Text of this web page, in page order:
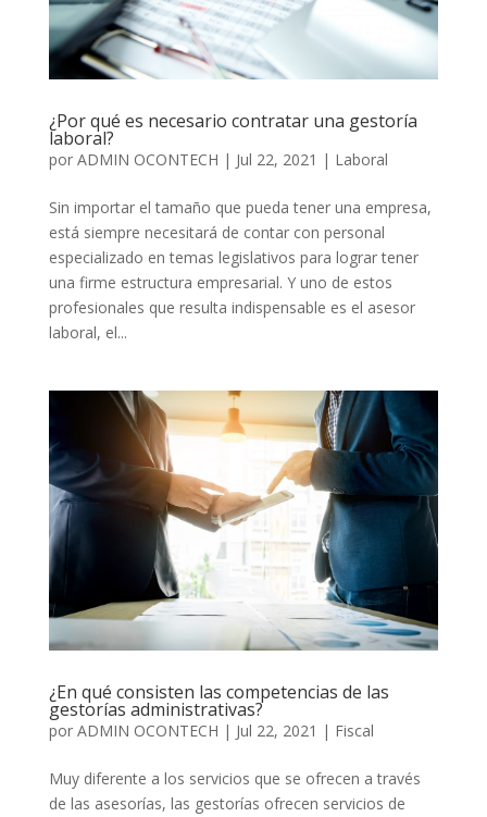
¿Por qué es necesario contratar una gestoría
laboral?
por ADMIN OCONTECH | Jul 22, 2021 | Laboral
Sin importar el tamaño que pueda tener una empresa,
está siempre necesitará de contar con personal
especializado en temas legislativos para lograr tener
una firme estructura empresarial. Y uno de estos
profesionales que resulta indispensable es el asesor
laboral, el...
¿En qué consisten las competencias de las
gestorías administrativas?
por ADMIN OCONTECH | Jul 22, 2021 | Fiscal
Muy diferente a los servicios que se ofrecen a través
de las asesorías, las gestorías ofrecen servicios de